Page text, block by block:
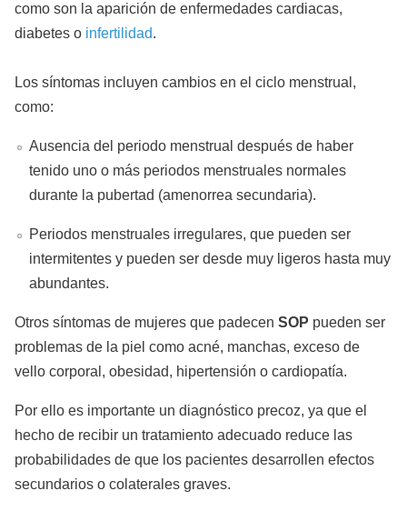
como son la aparición de enfermedades cardiacas,
diabetes o infertilidad.
Los síntomas incluyen cambios en el ciclo menstrual,
como:
Ausencia del periodo menstrual después de haber
tenido uno o más periodos menstruales normales
durante la pubertad (amenorrea secundaria).
Periodos menstruales irregulares, que pueden ser
intermitentes y pueden ser desde muy ligeros hasta muy
abundantes.
Otros síntomas de mujeres que padecen SOP pueden ser
problemas de la piel como acné, manchas, exceso de
vello corporal, obesidad, hipertensión o cardiopatía.
Por ello es importante un diagnóstico precoz, ya que el
hecho de recibir un tratamiento adecuado reduce las
probabilidades de que los pacientes desarrollen efectos
secundarios o colaterales graves.